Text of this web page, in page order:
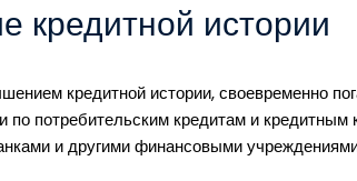
кредитной истории
кредитной истории, своевременно
по потребительским кредитам и кредитным
и другими финансовыми